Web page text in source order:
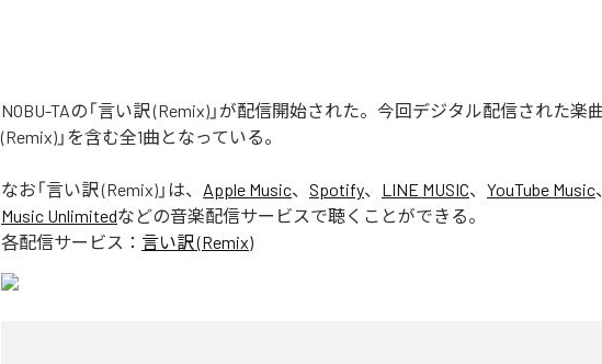
NOBU-TAの「言い訳 (Remix)」が配信開始された。今回デジタル配信された楽
(Remix)」を含む全1曲となっている。
なお「言い訳 (Remix) 」は、 Apple Music、 Spotify、 LINE MUSIC、 YouTube Music、
Music Unlimitedなどの音楽配信サービスで聴くことができる。
各配信サービス： 言い訳 (Remix)